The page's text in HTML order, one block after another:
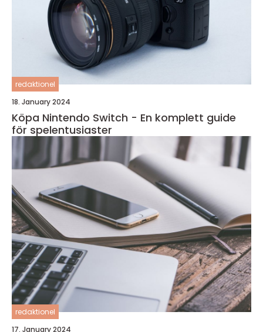
redaktionel
18. January 2024
Köpa Nintendo Switch - En komplett guide
för spelentusiaster
redaktionel
17. January 2024